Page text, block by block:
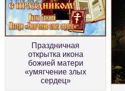
Праздничная
открытка икона
божией матери
«умягчение злых
сердец»